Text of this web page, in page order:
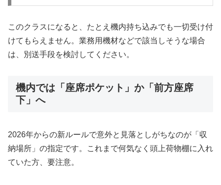
このクラスになると、たとえ機内持ち込みでも一切受け付
けてもらえません。業務用機材などで該当しそうな場合
は、別送手段を検討してください。
機内では「座席ポケット」か「前方座席
下」へ
2026年からの新ルールで意外と見落としがちなのが「収
納場所」の指定です。これまで何気なく頭上荷物棚に入れ
ていた方、要注意。